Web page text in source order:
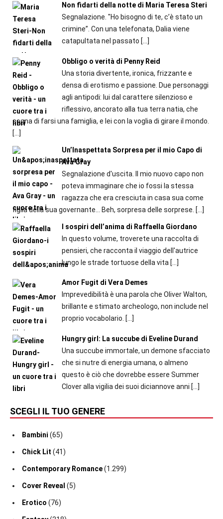
Non fidarti della notte di Maria Teresa Steri
Segnalazione. "Ho bisogno di te, c’è stato un
crimine”. Con una telefonata, Dalia viene
catapultata nel passato […]
Obbligo o verità di Penny Reid
Una storia divertente, ironica, frizzante e
densa di erotismo e passione. Due personaggi
agli antipodi: lui dal carattere silenzioso e
riflessivo, ancorato alla tua terra natia, che
sogna di farsi una famiglia, e lei con la voglia di girare il mondo.
[…]
Un’Inaspettata Sorpresa per il mio Capo di
Ava Gray
Segnalazione d'uscita. Il mio nuovo capo non
poteva immaginare che io fossi la stessa
ragazza che era cresciuta in casa sua come
figlia della sua governante... Beh, sorpresa delle sorprese. […]
I sospiri dell’anima di Raffaella Giordano
In questo volume, troverete una raccolta di
pensieri, che racconta il viaggio dell'autrice
lungo le strade tortuose della vita […]
Amor Fugit di Vera Demes
Imprevedibilità è una parola che Oliver Walton,
brillante e stimato archeologo, non include nel
proprio vocabolario. […]
Hungry girl: La succube di Eveline Durand
Una succube immortale, un demone sfacciato
che si nutre di energia umana, o almeno
questo è ciò che dovrebbe essere Summer
Clover alla vigilia dei suoi diciannove anni […]
SCEGLI IL TUO GENERE
Bambini (65)
Chick Lit (41)
Contemporary Romance(1.299)
Cover Reveal (5)
Erotico (76)